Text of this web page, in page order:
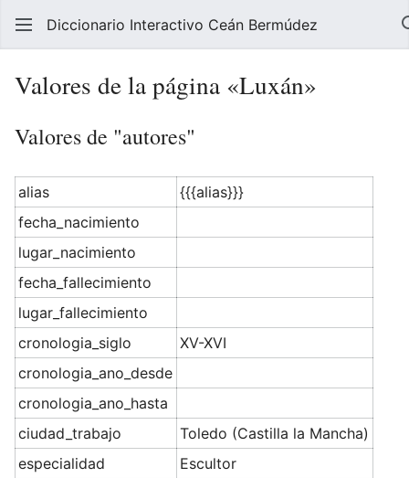
Diccionario Interactivo Ceán Bermúdez
Valores de la página «Luxán»
Valores de "autores"
alias
{{{alias}}}
fecha_nacimiento
lugar_nacimiento
fecha_fallecimiento
lugar_fallecimiento
cronologia_siglo
XV-XVI
cronologia_ano_desde
cronologia_ano_hasta
ciudad_trabajo
Toledo (Castilla la Mancha)
especialidad
Escultor